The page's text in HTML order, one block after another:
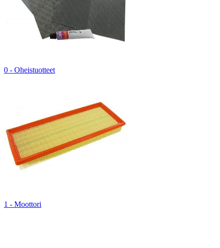
0 - Oheistuotteet
1 - Moottori